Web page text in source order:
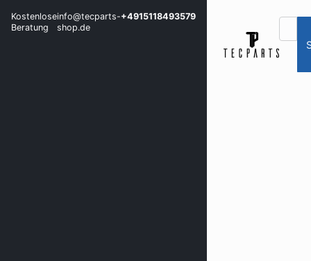
Kostenlose
Beratung
info@tecparts-
shop.de
+4915118493579